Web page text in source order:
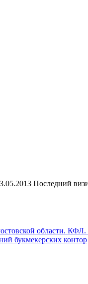
Последний
области.
букмекерских контор